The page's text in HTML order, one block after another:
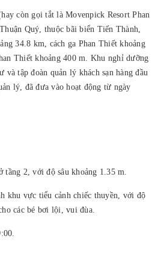
còn gọi tắt là Movenpick Resort Phan
Quý, thuộc bãi biển Tiến Thành,
34.8 km, cách ga Phan Thiết khoảng
Thiết khoảng 400 m. Khu nghỉ dưỡng
và tập đoàn quản lý khách sạn hàng đầu
lý, đã đưa vào hoạt động từ ngày
2, với độ sâu khoảng 1.35 m.
khu vực tiểu cảnh chiếc thuyền, với độ
các bé bơi lội, vui đùa.